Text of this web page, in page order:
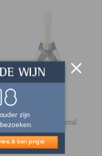
& Chandon Ice Imperial
€68,50
zijn
ik ben jonger